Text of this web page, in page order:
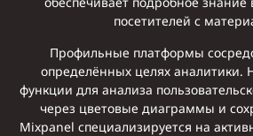
посетителей с
Профильные платформы
определённых целях аналитики.
функции для анализа
через цветовые диаграммы и
Mixpanel специализируется на